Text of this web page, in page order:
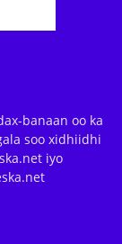
banaan oo ka
soo xidhiidhi
iyo